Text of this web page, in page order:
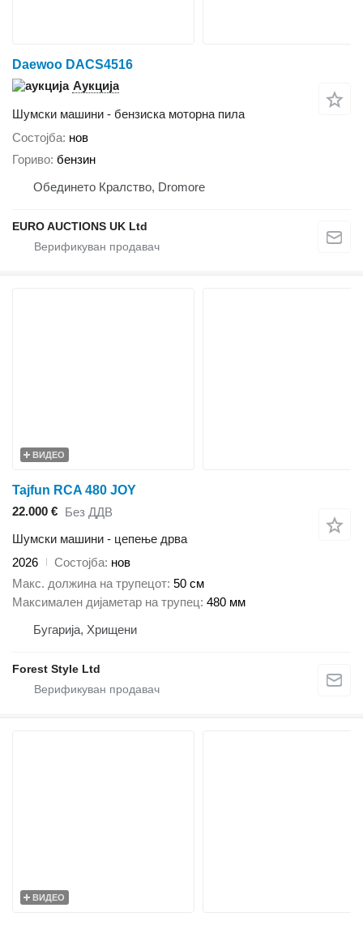
Daewoo DACS4516
Аукција
Шумски машини - бензиска моторна пила
Состојба нов
Гориво бензин
Обединето Кралство, Dromore
EURO AUCTIONS UK Ltd
ВИДЕО
Tajfun RCA 480 JOY
22.000 € Без ДДВ
Шумски машини - цепење дрва
2026
Состојба нов
Макс. должина на трупецот 50 см
Максимален дијаметар на трупец 480 мм
Бугарија, Хрищени
Forest Style Ltd
ВИДЕО